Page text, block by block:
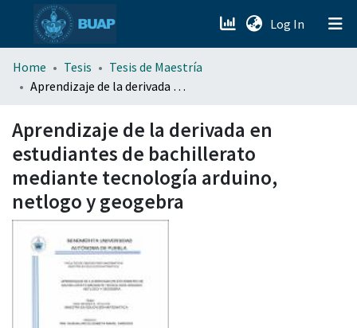
Log In (current)
menu.section.about_menu
Home Tesis
Tesis de Maestría
Aprendizaje de la derivada en estudiantes de bachillerato mediante tecnología arduino, netlogo y geogebra
Aprendizaje de la derivada en
estudiantes de bachillerato
mediante tecnología arduino,
netlogo y geogebra